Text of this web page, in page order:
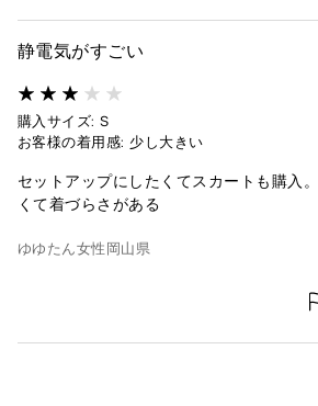
静電気がすごい
購入サイズ: S
お客様の着用感: 少し大きい
セットアップにしたくてスカートも購入
くて着づらさがある
ゆゆたん女性 岡山県